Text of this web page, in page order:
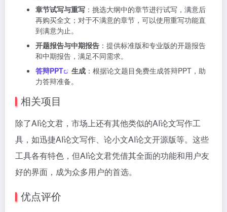
章节试写与重写 ：挑选大纲中的章节进行试写，满意后
再购买全文；对于不满意的章节，可以使用重写功能直
到满意为止。
开题报告与中期报告 ：提供标准版和专业版的开题报告
和中期报告，满足不同需求。
答辩PPT
生成 ：根据论文题目免费生成答辩PPT，助
力答辩准备。
相关项目
除了AI论文君，市场上还有其他类似的AI论文写作工
具，如迅捷AI论文写作、论小文AI论文开源版等。这些
工具各有特色，但AI论文君凭借其全面的功能和用户友
好的界面，成为众多用户的首选。
优点评价